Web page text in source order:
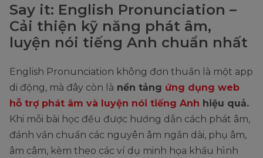
Say it: English Pronunciation –
Cải thiện kỹ năng phát âm,
luyện nói tiếng Anh chuẩn nhất
English Pronunciation không đơn thuần là một app
di động, mà đây còn là nền tảng ứng dụng web
hỗ trợ phát âm và luyện nói tiếng Anh hiệu quả.
Khi mỗi bài học đều được hướng dẫn cách phát âm,
đánh vần chuẩn các nguyên âm ngắn dài, phụ âm,
âm câm, kèm theo các ví dụ minh họa khẩu hình